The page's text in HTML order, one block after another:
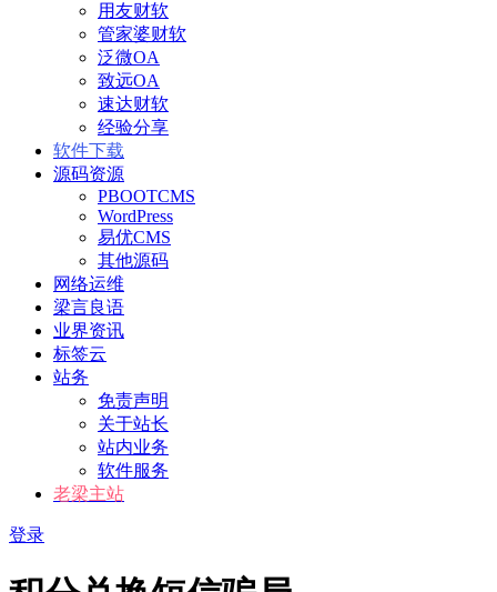
用友财软
管家婆财软
泛微OA
致远OA
速达财软
经验分享
软件下载
源码资源
PBOOTCMS
WordPress
易优CMS
其他源码
网络运维
梁言良语
业界资讯
标签云
站务
免责声明
关于站长
站内业务
软件服务
老梁主站
登录